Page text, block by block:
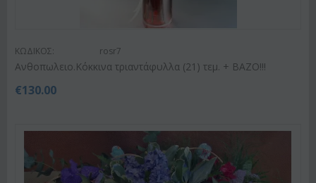
ΚΩΔΙΚΟΣ: rosr7
Ανθοπωλειο.Κόκκινα τριαντάφυλλα (21) τεμ. + ΒΑΖΟ!!!
€130.00